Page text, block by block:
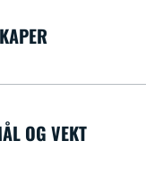
OG VEKT